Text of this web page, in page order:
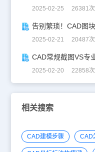
2025-02-25 26381次
告别繁琐！CAD图
2025-02-21 20487次
CAD常规截图VS专
2025-02-20 22858次
相关搜索
CAD建模步骤 CAD